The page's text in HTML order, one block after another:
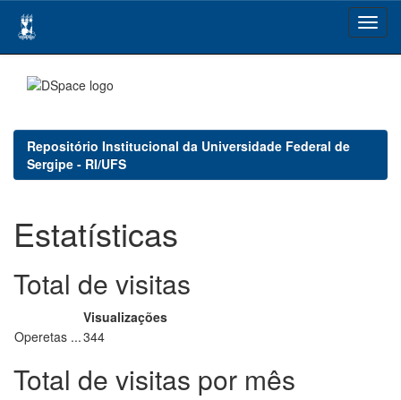
navigation
Repositório Institucional da Universidade Federal de
Sergipe - RI/UFS
Estatísticas
Total de visitas
Visualizações
Operetas ...344
Total de visitas por mês